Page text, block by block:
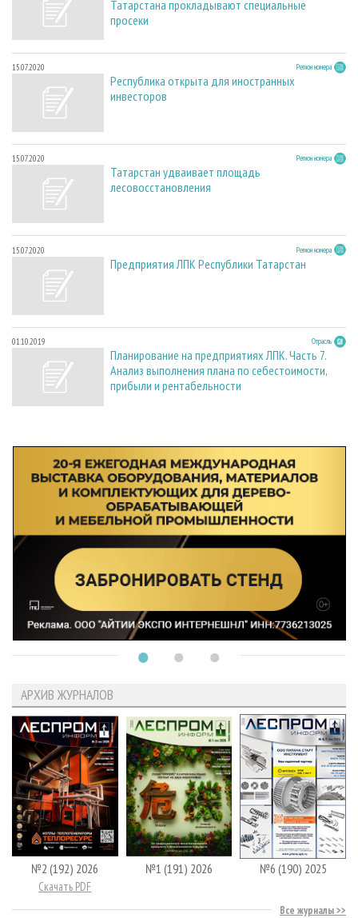
Татарстана прокладывают специальные
просеки
15.07.2020 Регион номера
Республика открыта для иностранных
инвесторов
15.07.2020 Регион номера
Татарстан удваивает площадь
лесовосстановления
15.07.2020 Регион номера
Предприятия ЛПК Республики Татарстан
01.10.2019 Отрасль
Планирование на предприятиях ЛПК. Часть 7.
Анализ выполнения плана по себестоимости,
прибыли и рентабельности
АРХИВ ЖУРНАЛОВ
№2 (192) 2026
Скачать PDF
№1 (191) 2026 №6 (190) 2025
Все журналы